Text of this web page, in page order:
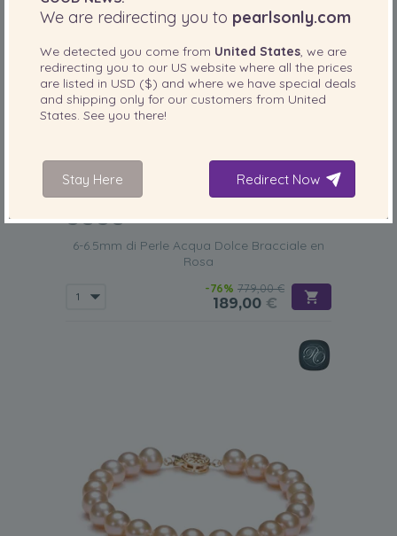
QUALITÀ: DIMENSIONE DELLA PERLA:
6-6.5mm di Perle Acqua Dolce Bracciale en
Rosa
-76% 779,00 €
189,00 €
We are redirecting you to pearlsonly.com
We detected you come from United States, we are
redirecting you to our US website where all the prices
are listed in USD ($) and where we have special deals
and shipping only for our customers from United
States. See you there!
Stay Here Redirect Now